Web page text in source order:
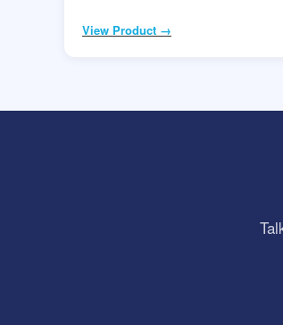
View Product →